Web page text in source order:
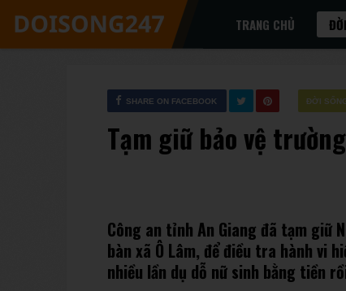
TRANG CHỦ
ĐỜI
SHARE ON FACEBOOK
Tạm giữ bảo vệ
Công an tỉnh An Giang đã tạm giữ
bàn xã Ô Lâm, để điều tra hành vi
nhiều lần dụ dỗ nữ sinh bằng tiền